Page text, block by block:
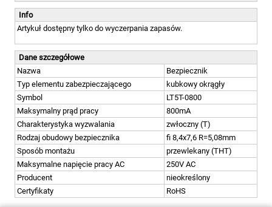
Info
Artykuł dostępny tylko do wyczerpania zapasów.
Dane szczegółowe
Nazwa
Bezpiecznik
Typ elementu zabezpieczającego
kubkowy okrągły
Symbol
LT5T-0800
Maksymalny prąd pracy
800mA
Charakterystyka wyzwalania
zwłoczny (T)
Rodzaj obudowy bezpiecznika
fi 8,4x7,6 R=5,08mm
Sposób montażu
przewlekany (THT)
Maksymalne napięcie pracy AC
250V AC
Producent
nieokreślony
Certyfikaty
RoHS